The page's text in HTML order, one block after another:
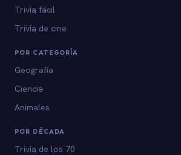
Trivia fácil
Trivia de cine
POR CATEGORÍA
Geografía
Ciencia
Animales
POR DÉCADA
Trivia de los 70